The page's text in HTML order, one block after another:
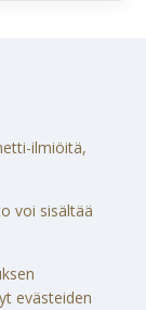
ilmiöitä,
voi sisältää
evästeiden